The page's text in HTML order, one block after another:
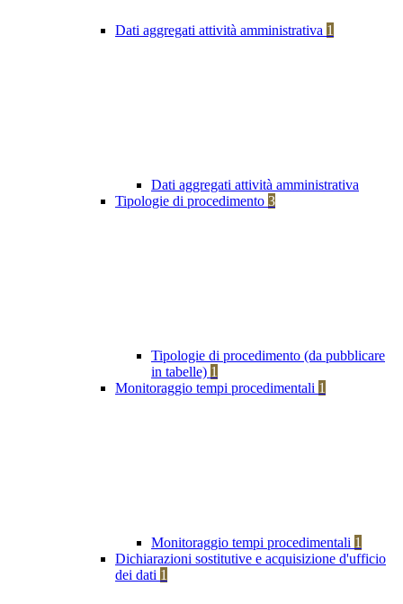
Dati aggregati attività amministrativa 1
Dati aggregati attività amministrativa
Tipologie di procedimento 3
Tipologie di procedimento (da pubblicare
in tabelle) 1
Monitoraggio tempi procedimentali 1
Monitoraggio tempi procedimentali 1
Dichiarazioni sostitutive e acquisizione d'ufficio
dei dati 1